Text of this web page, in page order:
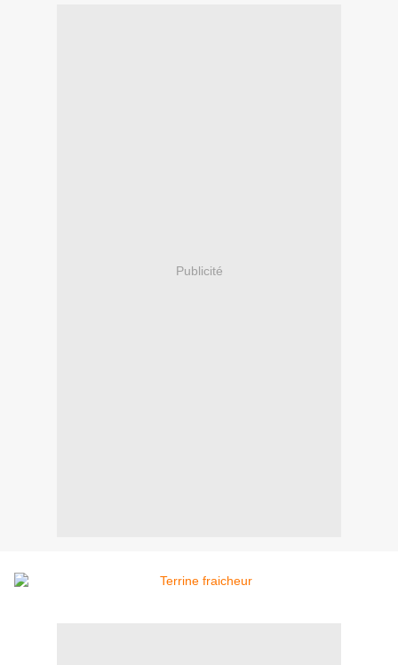
Publicité